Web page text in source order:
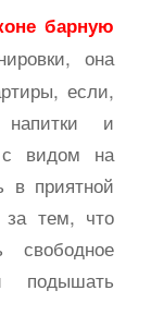
барную
она
если,
напитки и
видом на
в приятной
тем, что
свободное
подышать